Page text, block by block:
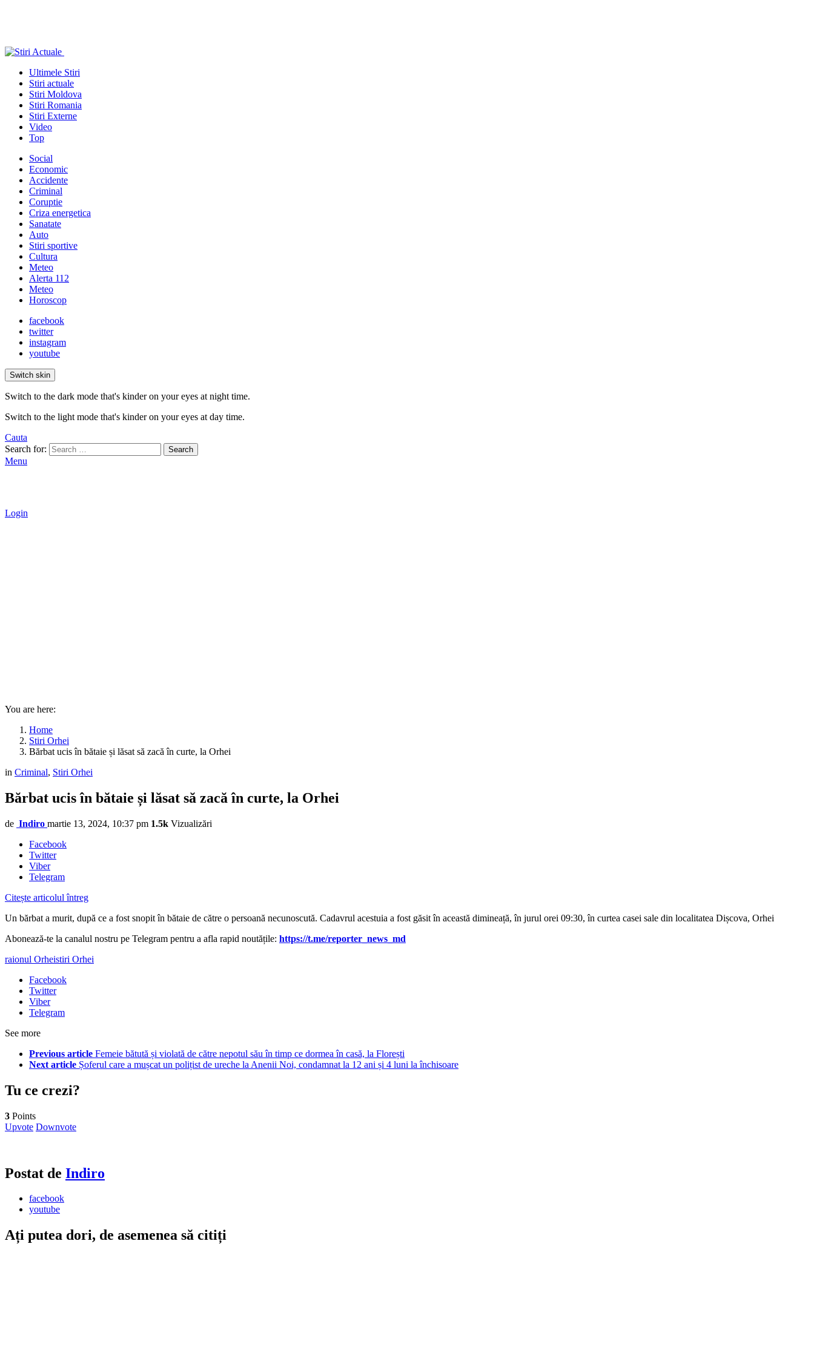
Ultimele Stiri
Stiri actuale
Stiri Moldova
Stiri Romania
Stiri Externe
Video
Top
Social
Economic
Accidente
Criminal
Coruptie
Criza energetica
Sanatate
Auto
Stiri sportive
Cultura
Meteo
Alerta 112
Meteo
Horoscop
facebook
twitter
instagram
youtube
Switch skin
Switch to the dark mode that's kinder on your eyes at night time.
Switch to the light mode that's kinder on your eyes at day time.
Cauta
Search for:
Search
Menu
Login
You are here:
Home
Stiri Orhei
Bărbat ucis în bătaie și lăsat să zacă în curte, la Orhei
in Criminal, Stiri Orhei
Bărbat ucis în bătaie și lăsat să zacă în curte, la Orhei
de Indiro martie 13, 2024, 10:37 pm 1.5k Vizualizări
Facebook
Twitter
Viber
Telegram
Citește articolul întreg
Un bărbat a murit, după ce a fost snopit în bătaie de către o persoană necunoscută. Cadavrul acestuia a fost găsit în această dimineață, în jurul orei 09:30, în curtea casei sale din localitatea Dișcova, Orhei
Abonează-te la canalul nostru pe Telegram pentru a afla rapid noutățile: https://t.me/reporter_news_md
raionul Orheistiri Orhei
Facebook
Twitter
Viber
Telegram
See more
Previous article Femeie bătută și violată de către nepotul său în timp ce dormea în casă, la Florești
Next article Șoferul care a mușcat un polițist de ureche la Anenii Noi, condamnat la 12 ani și 4 luni la închisoare
Tu ce crezi?
3 Points
Upvote Downvote
Postat de Indiro
facebook
youtube
Ați putea dori, de asemenea să citiți